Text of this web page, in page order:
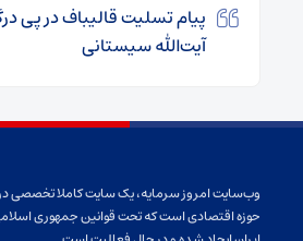
پیام تسلیت قالیباف در
آیت‌الله سیستانی
وب‌سایت امروز سرمایه، یک سایت کاملا تخصصی
حوزه اقتصادی است که تحت قوانین جمهوری